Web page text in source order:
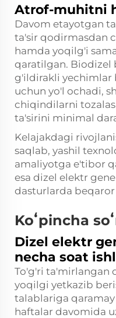
Atrof-muhitni
Davom etayotgan
ta'sir qodirmasdan
hamda yoqilg'i
qaratilgan. Biodizel
g'ildirakli yechimlar
uchun yo'l ochadi,
chiqindilarni
ta'sirini minimal
Kelajakdagi
saqlab, yashil
amaliyotga e'tibor
esa dizel elektr
dasturlarda
Koʻpincha
Dizel elektr
necha soat
To'g'ri ta'mirlangan
yoqilgi yetkazib
talablariga
haftalar davomida